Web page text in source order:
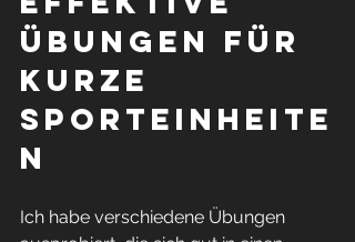
Übungen für
kurze
Sporteinheite
n
Ich habe verschiedene Übungen